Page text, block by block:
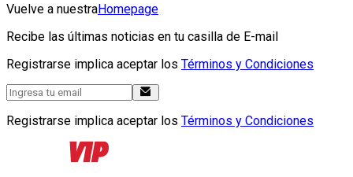
Vuelve a nuestraHomepage
Recibe las últimas noticias en tu casilla de E-mail
Registrarse implica aceptar los Términos y Condiciones
Registrarse implica aceptar los Términos y Condiciones